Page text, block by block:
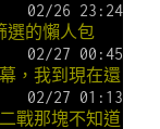
02/26 23:24
選的懶人包
02/27 00:45
，我到現在還
02/27 01:13
戰那塊不知道